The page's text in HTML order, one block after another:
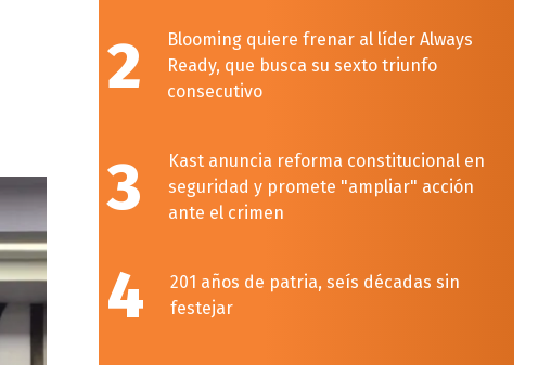
2
Blooming quiere frenar al líder Always
Ready, que busca su sexto triunfo
consecutivo
3
Kast anuncia reforma constitucional en
seguridad y promete "ampliar" acción
ante el crimen
4
201 años de patria, seís décadas sin
festejar